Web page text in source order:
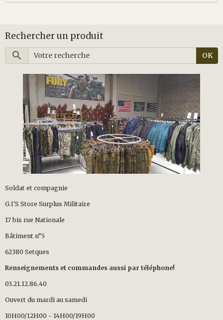
Rechercher un produit
OK
Soldat et compagnie
G.I'S Store Surplus Militaire
17 bis rue Nationale
Bâtiment n°5
62380 Setques
Renseignements et commandes aussi par téléphone!
03.21.12.86.40
Ouvert du mardi au samedi
10H00/12H00 - 14H00/19H00